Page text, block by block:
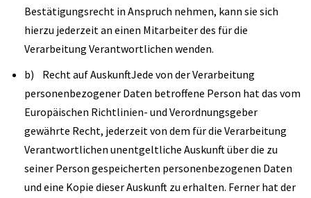
Bestätigungsrecht in Anspruch nehmen, kann sie sich
hierzu jederzeit an einen Mitarbeiter des für die
Verarbeitung Verantwortlichen wenden.
b) Recht auf AuskunftJede von der Verarbeitung
personenbezogener Daten betroffene Person hat das vom
Europäischen Richtlinien- und Verordnungsgeber
gewährte Recht, jederzeit von dem für die Verarbeitung
Verantwortlichen unentgeltliche Auskunft über die zu
seiner Person gespeicherten personenbezogenen Daten
und eine Kopie dieser Auskunft zu erhalten. Ferner hat der